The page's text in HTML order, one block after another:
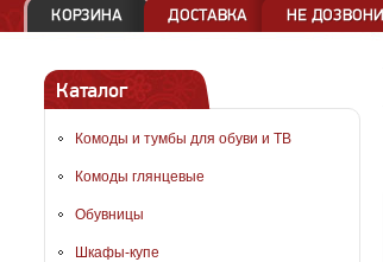
Каталог
Комоды и тумбы для обуви и ТВ
Комоды глянцевые
Обувницы
Шкафы-купе